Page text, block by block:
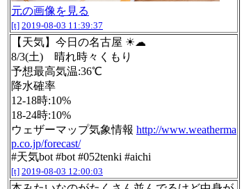
元の画像を見る
[t] 2019-08-03 11:39:37
【天気】今日の名古屋 ☀☁
8/3(土) 晴れ時々くもり
予想最高気温:36℃
降水確率
12-18時:10%
18-24時:10%
ウェザーマップ気象情報 http://www.weatherma
p.co.jp/forecast/
#天気bot #bot #052tenki #aichi
[t] 2019-08-03 12:00:03